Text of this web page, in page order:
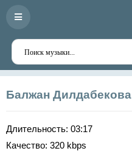
Балжан Дилдабекова
Длительность: 03:17
Качество: 320 kbps